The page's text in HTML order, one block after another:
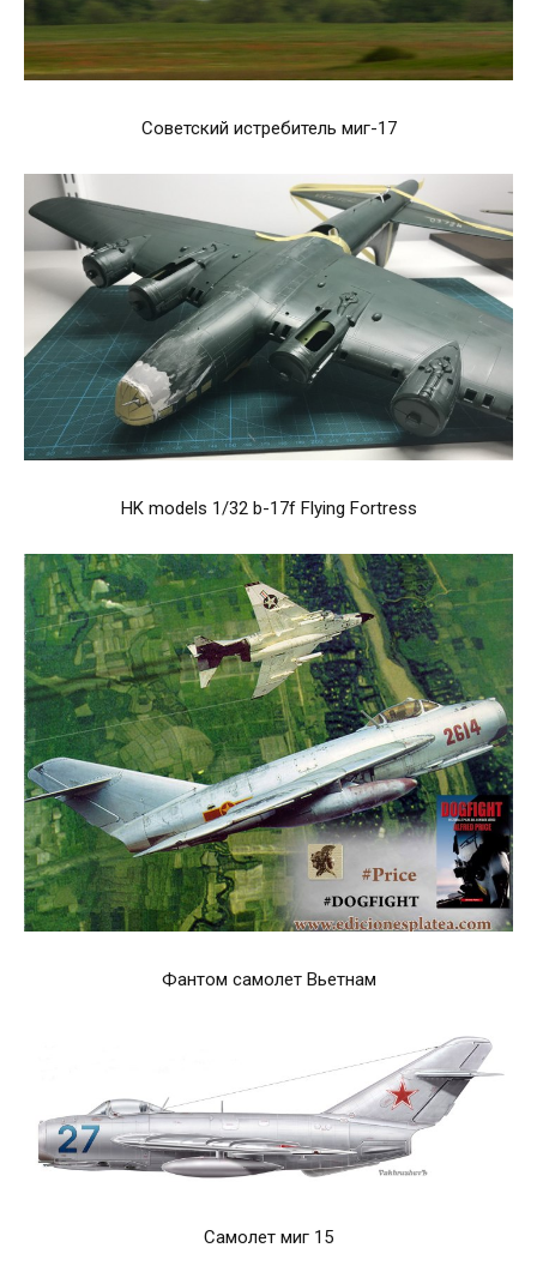
Советский истребитель миг-17
HK models 1/32 b-17f Flying Fortress
Фантом самолет Вьетнам
Самолет миг 15